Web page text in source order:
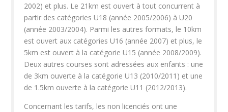
2002) et plus. Le 21km est ouvert à tout concurrent à
partir des catégories U18 (année 2005/2006) à U20
(année 2003/2004). Parmi les autres formats, le 10km
est ouvert aux catégories U16 (année 2007) et plus, le
5km est ouvert à la catégorie U15 (année 2008/2009).
Deux autres courses sont adressées aux enfants : une
de 3km ouverte à la catégorie U13 (2010/2011) et une
de 1.5km ouverte à la catégorie U11 (2012/2013).
Concernant les tarifs, les non licenciés ont une